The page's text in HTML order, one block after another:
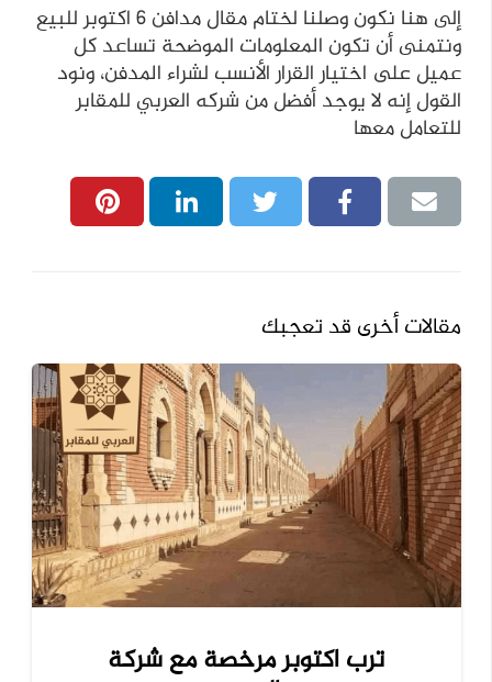
إلى هنا نكون وصلنا لختام مقال مدافن 6 اكتوبر للبيع
ونتمنى أن تكون المعلومات الموضحة تساعد كل
عميل على اختيار القرار الأنسب لشراء المدفن، ونود
القول إنه لا يوجد أفضل من شركه العربي للمقابر
للتعامل معها
مقالات أخرى قد تعجبك
ترب اكتوبر مرخصة مع شركة